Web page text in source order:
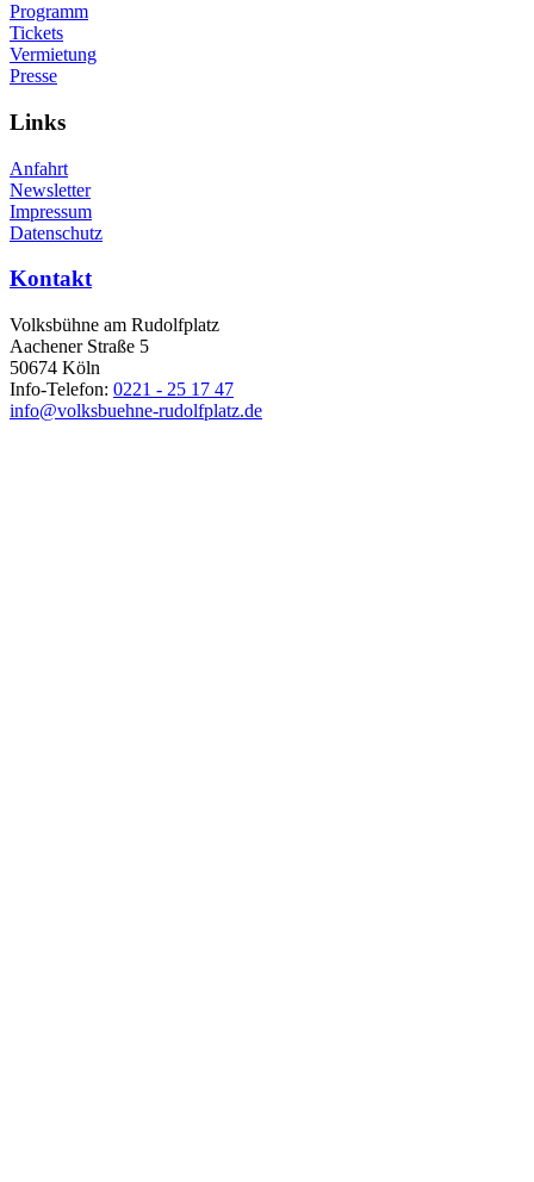
Programm
Tickets
Vermietung
Presse
Links
Anfahrt
Newsletter
Impressum
Datenschutz
Kontakt
Volksbühne am Rudolfplatz
Aachener Straße 5
50674 Köln
Info-Telefon: 0221 - 25 17 47
info@volksbuehne-rudolfplatz.de